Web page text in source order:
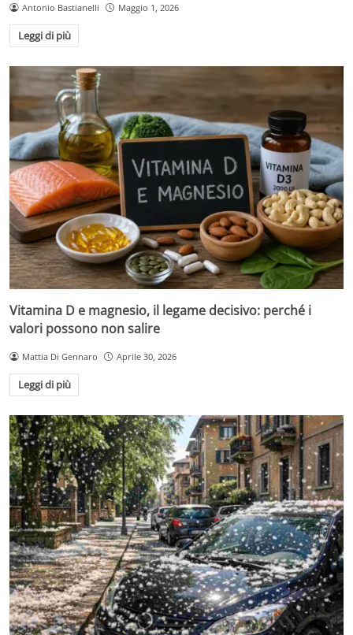
Antonio Bastianelli Maggio 1, 2026
Leggi di più
Vitamina D e magnesio, il legame decisivo: perché i
valori possono non salire
Mattia Di Gennaro Aprile 30, 2026
Leggi di più